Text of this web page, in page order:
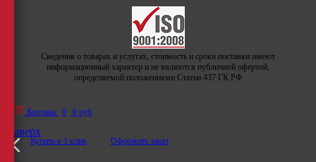
Сведения о товарах и услугах, стоимость и сроки поставки имеют
информационный характер и не являются публичной офертой,
определяемой положениями Статьи 437 ГК РФ
Корзина 0 0 руб
Купить в 1 клик Оформить заказ
Наверх